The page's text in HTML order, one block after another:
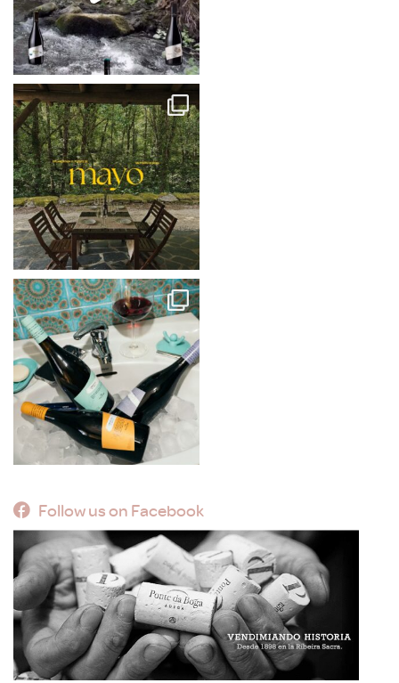
Follow us on Facebook